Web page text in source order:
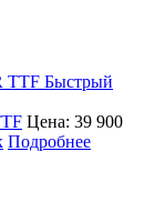
Быстрый
Цена: 39 900
Подробнее